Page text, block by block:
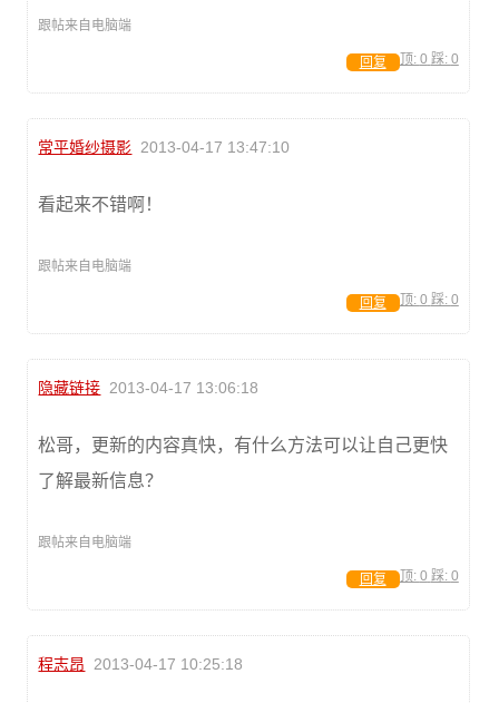
跟帖来自电脑端
顶: 0 踩: 0
回复
常平婚纱摄影 2013-04-17 13:47:10
看起来不错啊！
跟帖来自电脑端
顶: 0 踩: 0
回复
隐藏链接 2013-04-17 13:06:18
松哥，更新的内容真快，有什么方法可以让自己更快
了解最新信息？
跟帖来自电脑端
顶: 0 踩: 0
回复
程志昂 2013-04-17 10:25:18